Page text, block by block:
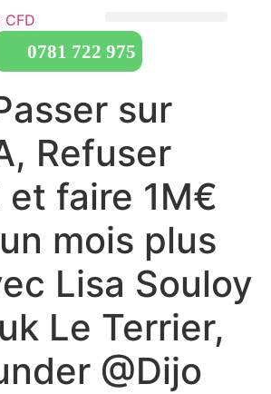
0781 722 975
sur
Refuser
faire 1M€
mois plus
Lisa Souloy
Le Terrier,
@Dijo